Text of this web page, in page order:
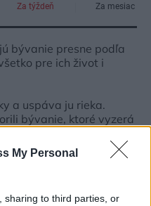
My Personal
sharing to third parties, or
Za týždeň Za mesiac
bývanie presne podľa
pre ich život i
a uspáva ju rieka.
bývanie, ktoré vyzerá
Majitelia zbúrali